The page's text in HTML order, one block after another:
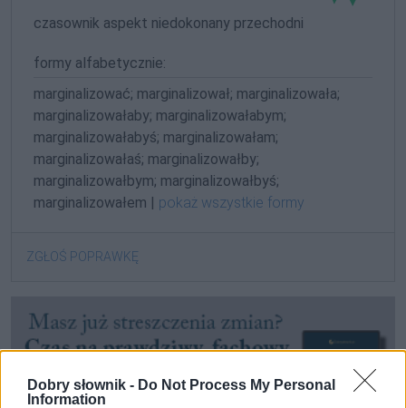
Dobry słownik - Do Not Process My Personal
Information
czasownik aspekt niedokonany przechodni
formy alfabetycznie:
marginalizować; marginalizował; marginalizowała;
marginalizowałaby; marginalizowałabym;
marginalizowałabyś; marginalizowałam;
marginalizowałaś; marginalizowałby;
marginalizowałbym; marginalizowałbyś;
marginalizowałem | pokaż wszystkie formy
ZGŁOŚ POPRAWKĘ